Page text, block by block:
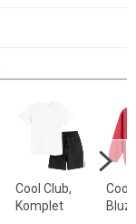
Cool Club,
Komplet
Cool